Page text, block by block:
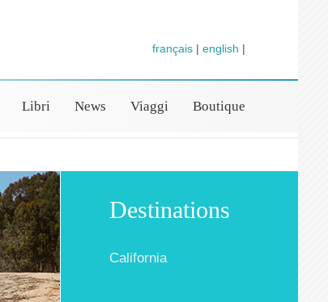
français | english |
Boutique
Viaggi
News
Libri
Destinations
California